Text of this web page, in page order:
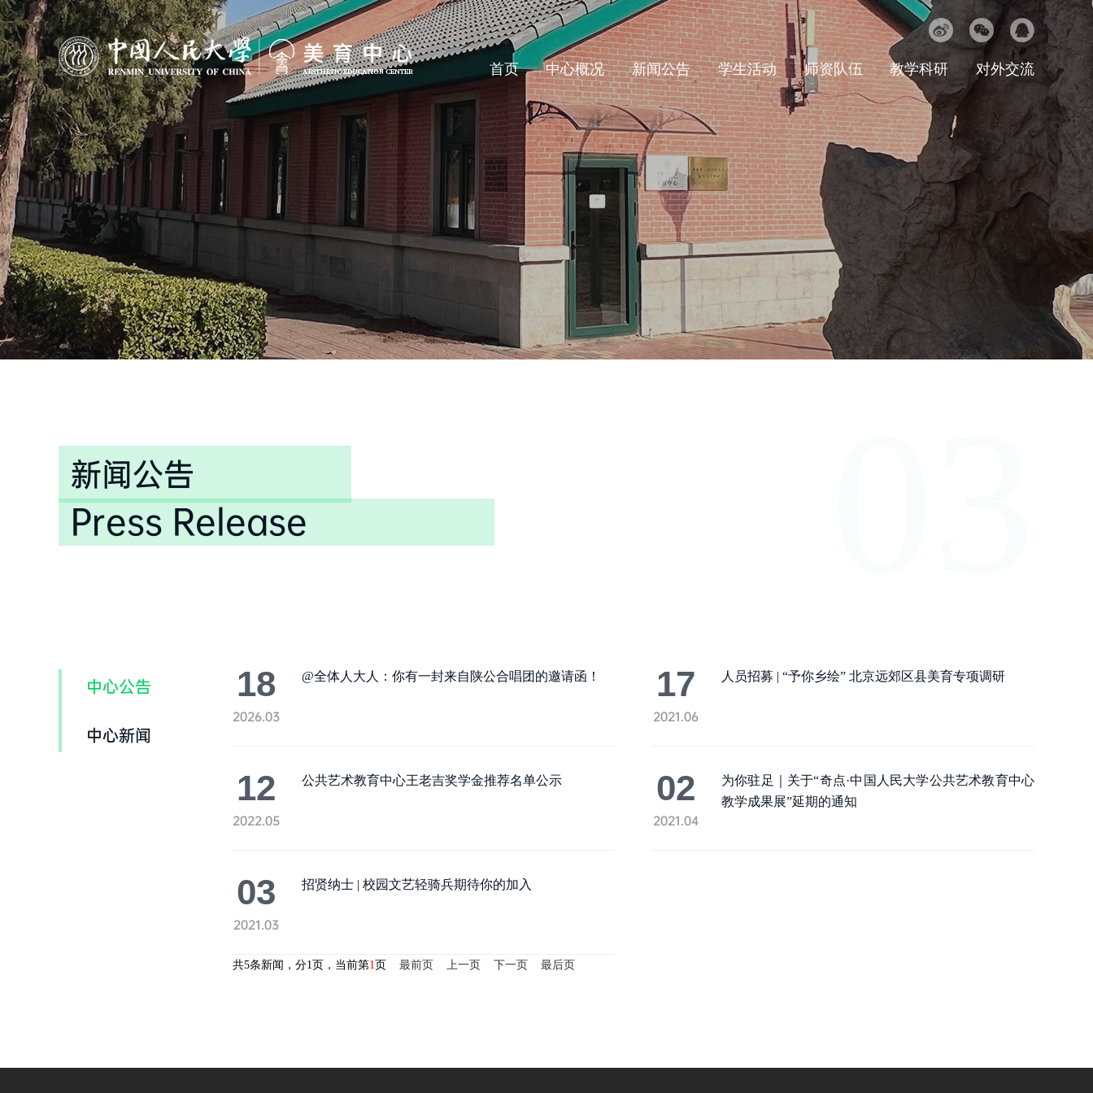
首页 中心概况 新闻公告 学生活动 师资队伍 教学科研 对外交流
新闻公告
Press Release
中心公告
中心新闻
18
2026.03
@全体人大人：你有一封来自陕公合唱团的邀请函！ 17
2021.06
人员招募 | “予你乡绘” 北京远郊区县美育专项调研
12
2022.05
公共艺术教育中心王老吉奖学金推荐名单公示 02
2021.04
为你驻足｜关于“奇点·中国人民大学公共艺术教育中心
教学成果展”延期的通知
03
2021.03
招贤纳士 | 校园文艺轻骑兵期待你的加入
共5条新闻，分1页，当前第1页 最前页 上一页 下一页 最后页